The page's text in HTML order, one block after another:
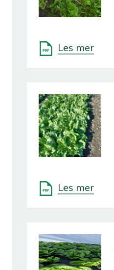
Les mer
Les mer